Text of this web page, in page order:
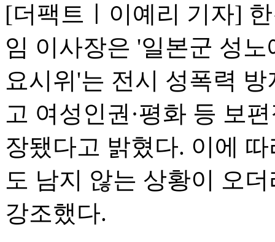
[더팩트ㅣ이예리 기자]
임 이사장은 '일본군 성
요시위'는 전시 성폭력
고 여성인권·평화 등 보
장됐다고 밝혔다. 이에
도 남지 않는 상황이 오
강조했다.